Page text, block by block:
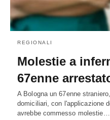
REGIONALI
Molestie a
67enne
A Bologna un 67enne
domiciliari, con l'applicazione
avrebbe commesso molestie…